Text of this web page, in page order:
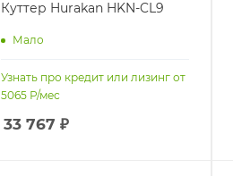
Куттер Hurakan HKN-CL9
Мало
Узнать про кредит или лизинг от
5065Р/мес
33 767 ₽